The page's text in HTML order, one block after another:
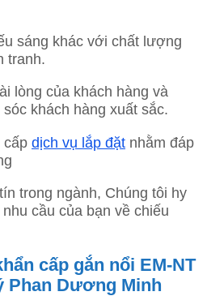
sáng khác với chất lượng
tranh.
lòng của khách hàng và
khách hàng xuất sắc.
cấp dịch vụ lắp đặt nhằm đáp
trong ngành, Chúng tôi hy
cầu của bạn về chiếu
cấp gắn nổi EM-NT
Phan Dương Minh